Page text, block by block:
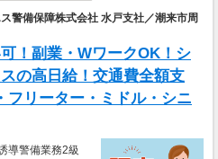
警備保障株式会社 水戸支社／潮来市周
！副業・WワークOK！シ
の高日給！交通費全額支
フリーター・ミドル・シニ
導警備業務2級